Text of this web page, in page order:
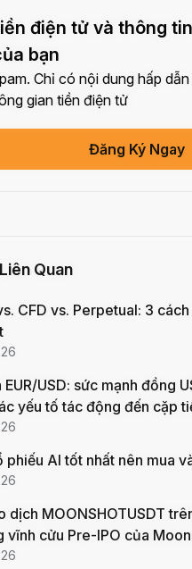
sẻ bài viết trên mạng xã hội
lần hoàn thành+2
Giao dịch với Bot
lần hoàn thành+10
minh danh tính của bạn
lần hoàn thành+15
lần hoàn thành+10
điện tử và thông
bạn
Chỉ có nội dung hấp
gian tiền điện tử
Đăng Ký Ngay
Quan
CFD vs. Perpetual: 3
EUR/USD: sức mạnh đồng
yếu tố tác động đến cặp
phiếu AI tốt nhất nên mua
dịch MOONSHOTUSDT
vĩnh cửu Pre-IPO của